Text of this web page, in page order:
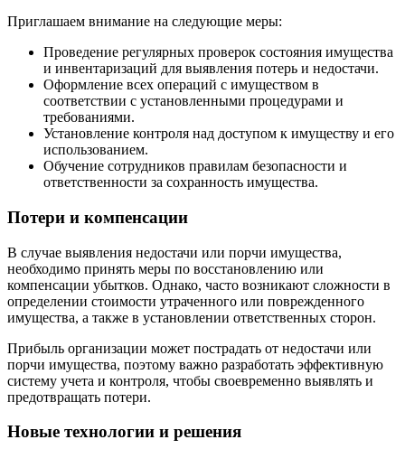
Приглашаем внимание на следующие меры:
Проведение регулярных проверок состояния имущества
и инвентаризаций для выявления потерь и недостачи.
Оформление всех операций с имуществом в
соответствии с установленными процедурами и
требованиями.
Установление контроля над доступом к имуществу и его
использованием.
Обучение сотрудников правилам безопасности и
ответственности за сохранность имущества.
Потери и компенсации
В случае выявления недостачи или порчи имущества,
необходимо принять меры по восстановлению или
компенсации убытков. Однако, часто возникают сложности в
определении стоимости утраченного или поврежденного
имущества, а также в установлении ответственных сторон.
Прибыль организации может пострадать от недостачи или
порчи имущества, поэтому важно разработать эффективную
систему учета и контроля, чтобы своевременно выявлять и
предотвращать потери.
Новые технологии и решения